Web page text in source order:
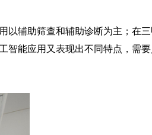
以辅助筛查和辅助诊断为主；在
智能应用又表现出不同特点，需